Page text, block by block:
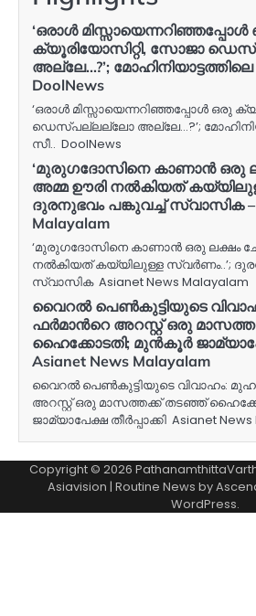
‘ഒരാൾ മിസ്സായെന്നറിഞ്ഞപ്പോൾ
ക്യൂരിയോസിറ്റി, സോജാ
അല്ലേ…?’; മോഹിനിയാട്ടത്തിലെ
DoolNews
‘ഒരാൾ മിസ്സായെന്നറിഞ്ഞപ്പോൾ ഒരു
ഡെസ്പല്ലല്ലോ അല്ലേ…?’;
സീ.. DoolNews
‘മുരുഗദോസിനെ കാണാൻ ഒരു
അമ്മ ഊരി നൽകിയത്
ദുരനുഭവം പങ്കുവച്ച് സ്വാസിക –
Malayalam
‘മുരുഗദോസിനെ കാണാൻ ഒരു ലക്ഷം
നൽകിയത് കയ്യിലുള്ള സ്വർണം..’;
സ്വാസിക Asianet News Malayalam
വൈറൽ പെൺകുട്ടിയുടെ
ഫർമാന്‍റെ അറസ്റ്റ് ഒരു
ഹൈക്കോടതി; മുൻകൂർ
Asianet News Malayalam
വൈറൽ പെൺകുട്ടിയുടെ വിവാഹം:
അറസ്റ്റ് ഒരു മാസത്തക്ക് തടഞ്ഞ്
ജാമ്യാപേക്ഷ തീർപ്പാക്കി Asianet
Copyright © 2026
Asiavision | Routine News by
WordPress.